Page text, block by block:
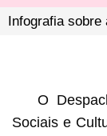
Infografia sobre
O
Sociais e